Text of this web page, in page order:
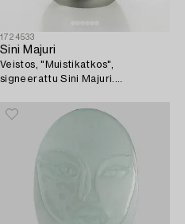
1724533
Sini Majuri
Veistos, "Muistikatkos",
signeerattu Sini Majuri.